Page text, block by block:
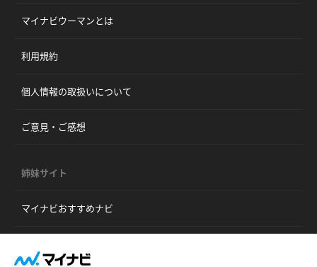
マイナビウーマンとは
利用規約
個人情報の取扱いについて
ご意見・ご感想
姉妹サイト
マイナビおすすめナビ